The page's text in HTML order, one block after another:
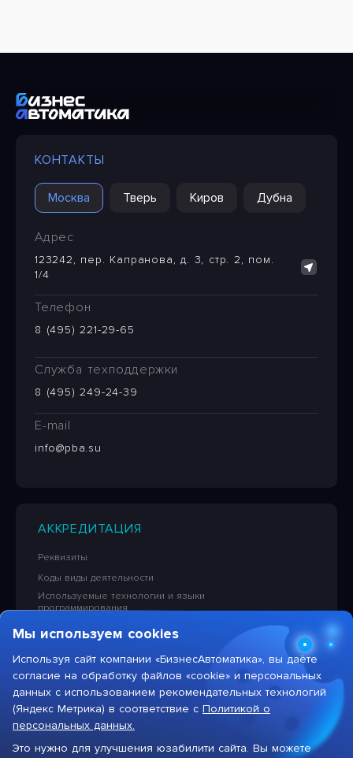
КОНТАКТЫ
Москва Тверь Киров Дубна
Адрес
123242, пер. Капранова, д. 3, стр. 2, пом.
1/4
Телефон
8 (495) 221-29-65
Служба техподдержки
8 (495) 249-24-39
E-mail
info@pba.su
АККРЕДИТАЦИЯ
Реквизиты
Коды виды деятельности
Используемые технологии и языки
программирования
Сведения об исключительных правах на ПО
«БизнесАвтоматика»
Тарифы на услуги компании
Max
Мы используем cookies
Используя сайт компании «БизнесАвтоматика», вы даёте
согласие на обработку файлов «cookie» и персональных
данных с использованием рекомендательных технологий
(Яндекс Метрика) в соответствие с Политикой о
персональных данных.
Это нужно для улучшения юзабилити сайта. Вы можете